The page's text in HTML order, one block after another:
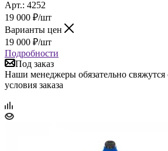
Арт.: 4252
19 000 ₽/шт
Варианты цен
19 000 ₽/шт
Подробности
Под заказ
Наши менеджеры обязательно свяжутся
условия заказа